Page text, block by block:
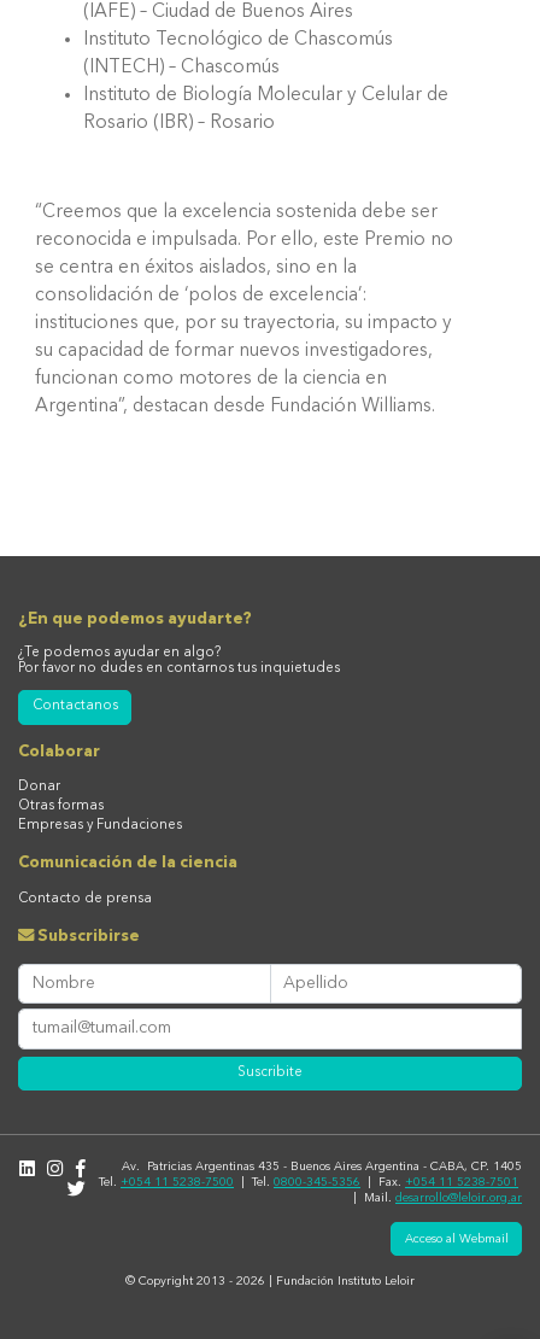
(IAFE) – Ciudad de Buenos Aires
Instituto Tecnológico de Chascomús
(INTECH) – Chascomús
Instituto de Biología Molecular y Celular de
Rosario (IBR) – Rosario
“Creemos que la excelencia sostenida debe ser
reconocida e impulsada. Por ello, este Premio no
se centra en éxitos aislados, sino en la
consolidación de ‘polos de excelencia’:
instituciones que, por su trayectoria, su impacto y
su capacidad de formar nuevos investigadores,
funcionan como motores de la ciencia en
Argentina”, destacan desde Fundación Williams.
¿En que podemos ayudarte?
¿Te podemos ayudar en algo?
Por favor no dudes en contarnos tus inquietudes
Contactanos
Colaborar
Donar
Otras formas
Empresas y Fundaciones
Comunicación de la ciencia
Contacto de prensa
Subscribirse
Suscribite
Av. Patricias Argentinas 435 - Buenos Aires Argentina - CABA, CP. 1405
Tel. +054 11 5238-7500 | Tel. 0800-345-5356 | Fax. +054 11 5238-7501
| Mail. desarrollo@leloir.org.ar
Acceso al Webmail
© Copyright 2013 - 2026 | Fundación Instituto Leloir